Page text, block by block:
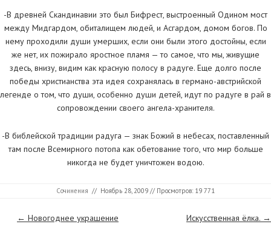
-В древней Скандинавии это был Бифрест, выстроенный Одином мост
между Мидгардом, обиталищем людей, и Асгардом, домом богов. По
нему проходили души умерших, если они были этого достойны, если
же нет, их пожирало яростное пламя — то самое, что мы, живущие
здесь, внизу, видим как красную полосу в радуге. Еще долго после
победы христианства эта идея сохранялась в германо-австрийской
легенде о том, что души, особенно души детей, идут по радуге в рай в
сопровождении своего ангела-хранителя.
-В библейской традиции радуга — знак Божий в небесах, поставленный
там после Всемирного потопа как обетование того, что мир больше
никогда не будет уничтожен водою.
Сочинения // Ноябрь 28, 2009 // Просмотров: 19 771
Страницы
← Новогоднее украшение
Искусственная ёлка. →